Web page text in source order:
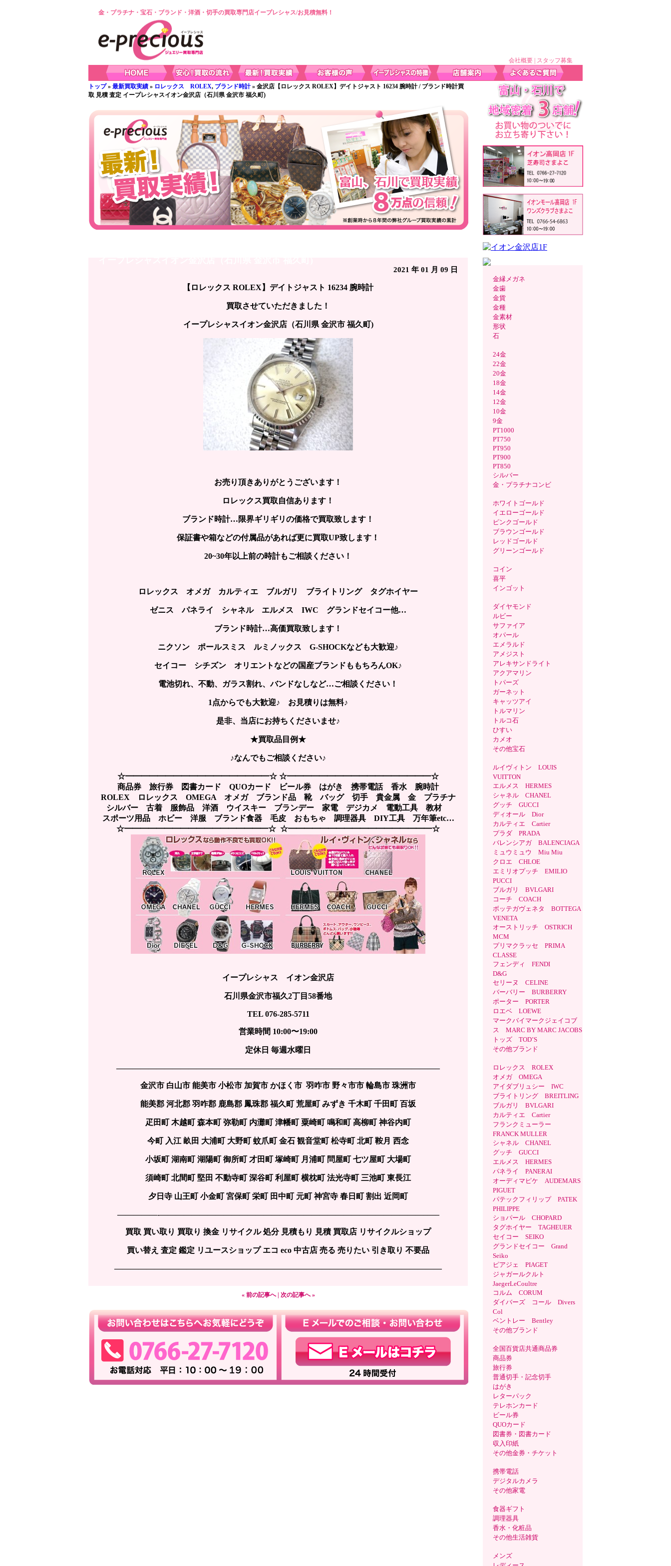
金・プラチナ・宝石・ブランド・洋酒・切手の買取専門店イープレシャス/お見積無料！
会社概要 スタッフ募集
トップ» 最新買取実績 » ロレックス ROLEX, ブランド時計» 金沢店【ロレックス ROLEX】デイトジャスト 16234 腕時計 / ブランド時計買
取 見積 査定 イープレシャスイオン金沢店（石川県 金沢市 福久町)
2021 年 01 月 09 日
【ロレックス ROLEX】デイトジャスト 16234 腕時計
買取させていただきました！
イープレシャスイオン金沢店（石川県 金沢市 福久町)
お売り頂きありがとうございます！
ロレックス買取自信あります！
ブランド時計…限界ギリギリの価格で買取致します！
保証書や箱などの付属品があれば更に買取UP致します！
20~30年以上前の時計もご相談ください！
ロレックス オメガ カルティエ ブルガリ ブライトリング タグホイヤー
ゼニス パネライ シャネル エルメス IWC グランドセイコー他…
ブランド時計…高価買取致します！
ニクソン ポールスミス ルミノックス G-SHOCKなども大歓迎♪
セイコー シチズン オリエントなどの国産ブランドももちろんOK♪
電池切れ、不動、ガラス割れ、バンドなしなど…ご相談ください！
1点からでも大歓迎♪ お見積りは無料♪
是非、当店にお持ちくださいませ♪
★買取品目例★
♪なんでもご相談ください♪
☆━━━━━━━━━━━━━━━━━━☆ ☆━━━━━━━━━━━━━━━━━━☆
商品券 旅行券 図書カード QUOカード ビール券 はがき 携帯電話 香水 腕時計
ROLEX ロレックス OMEGA オメガ ブランド品 靴 バッグ 切手 貴金属 金 プラチナ
シルバー 古着 服飾品 洋酒 ウイスキー ブランデー 家電 デジカメ 電動工具 教材
スポーツ用品 ホビー 洋服 ブランド食器 毛皮 おもちゃ 調理器具 DIY工具 万年筆etc…
☆━━━━━━━━━━━━━━━━━━☆ ☆━━━━━━━━━━━━━━━━━━☆
イープレシャス イオン金沢店
石川県金沢市福久2丁目58番地
TEL 076-285-5711
営業時間 10:00〜19:00
定休日 毎週水曜日
————————————————————————————————————————–
金沢市 白山市 能美市 小松市 加賀市 かほく市 羽咋市 野々市市 輪島市 珠洲市
能美郡 河北郡 羽咋郡 鹿島郡 鳳珠郡 福久町 荒屋町 みずき 千木町 千田町 百坂
疋田町 木越町 森本町 弥勒町 内灘町 津幡町 粟崎町 鳴和町 高柳町 神谷内町
今町 入江 畝田 大浦町 大野町 蚊爪町 金石 観音堂町 松寺町 北町 鞍月 西念
小坂町 湖南町 湖陽町 御所町 才田町 塚崎町 月浦町 問屋町 七ツ屋町 大場町
須崎町 北間町 堅田 不動寺町 深谷町 利屋町 横枕町 法光寺町 三池町 東長江
夕日寺 山王町 小金町 宮保町 栄町 田中町 元町 神宮寺 春日町 割出 近岡町
—————-—————————————————————————————————–—–
買取 買い取り 買取り 換金 リサイクル 処分 見積もり 見積 買取店 リサイクルショップ
買い替え 査定 鑑定 リユースショップ エコ eco 中古店 売る 売りたい 引き取り 不要品
—————————————————————————————————————————
« 前の記事へ| 次の記事へ »
金縁メガネ
金歯
金貨
金種
金素材
形状
石
24金
22金
20金
18金
14金
12金
10金
9金
PT1000
PT750
PT950
PT900
PT850
シルバー
金・プラチナコンビ
ホワイトゴールド
イエローゴールド
ピンクゴールド
ブラウンゴールド
レッドゴールド
グリーンゴールド
コイン
喜平
インゴット
ダイヤモンド
ルビー
サファイア
オパール
エメラルド
アメジスト
アレキサンドライト
アクアマリン
トパーズ
ガーネット
キャッツアイ
トルマリン
トルコ石
ひすい
カメオ
その他宝石
ルイヴィトン LOUIS
VUITTON
エルメス HERMES
シャネル CHANEL
グッチ GUCCI
ディオール Dior
カルティエ Cartier
プラダ PRADA
バレンシアガ BALENCIAGA
ミュウミュウ Miu Miu
クロエ CHLOE
エミリオプッチ EMILIO
PUCCI
ブルガリ BVLGARI
コーチ COACH
ボッテガヴェネタ BOTTEGA
VENETA
オーストリッチ OSTRICH
MCM
プリマクラッセ PRIMA
CLASSE
フェンディ FENDI
D&G
セリーヌ CELINE
バーバリー BURBERRY
ポーター PORTER
ロエベ LOEWE
マークバイマークジェイコブ
ス MARC BY MARC JACOBS
トッズ TOD’S
その他ブランド
ロレックス ROLEX
オメガ OMEGA
アイダブリュシー IWC
ブライトリング BREITLING
ブルガリ BVLGARI
カルティエ Cartier
フランクミューラー
FRANCK MULLER
シャネル CHANEL
グッチ GUCCI
エルメス HERMES
パネライ PANERAI
オーディマピケ AUDEMARS
PIGUET
パテックフィリップ PATEK
PHILIPPE
ショパール CHOPARD
タグホイヤー TAGHEUER
セイコー SEIKO
グランドセイコー Grand
Seiko
ピアジェ PIAGET
ジャガールクルト
JaegerLeCoultre
コルム CORUM
ダイバーズ コール Divers
Col
ベントレー Bentley
その他ブランド
全国百貨店共通商品券
商品券
旅行券
普通切手・記念切手
はがき
レターパック
テレホンカード
ビール券
QUOカード
図書券・図書カード
収入印紙
その他金券・チケット
携帯電話
デジタルカメラ
その他家電
食器ギフト
調理器具
香水・化粧品
その他生活雑貨
メンズ